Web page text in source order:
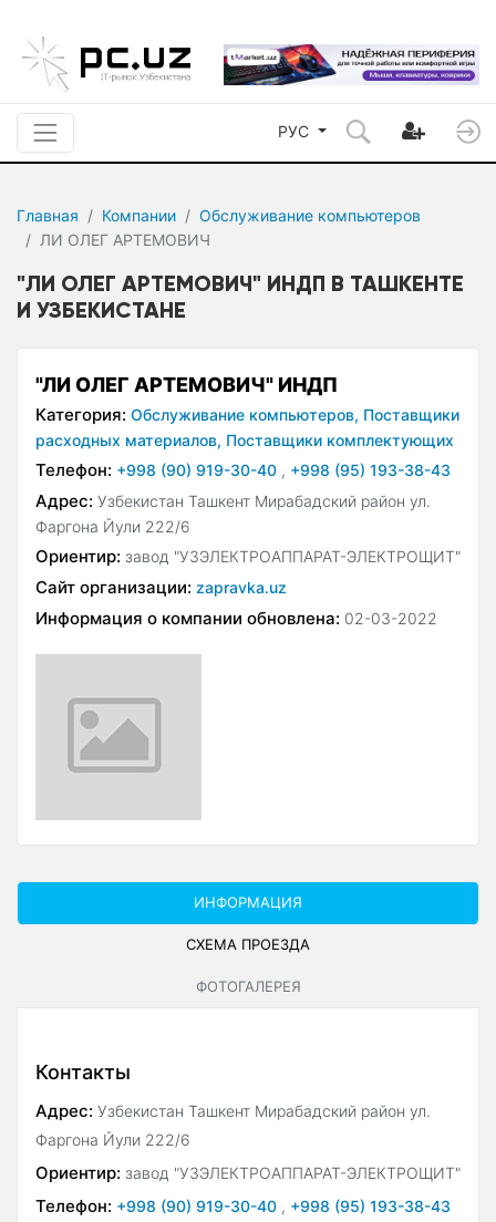
РУС
Главная Компании
Обслуживание компьютеров
ЛИ ОЛЕГ АРТЕМОВИЧ
"ЛИ ОЛЕГ АРТЕМОВИЧ" ИНДП В ТАШКЕНТЕ
И УЗБЕКИСТАНЕ
"ЛИ ОЛЕГ АРТЕМОВИЧ" ИНДП
Категория: Обслуживание компьютеров, Поставщики
расходных материалов, Поставщики комплектующих
Телефон: +998 (90) 919-30-40 , +998 (95) 193-38-43
Адрес: Узбекистан Ташкент Мирабадский район ул.
Фаргона Йули 222/6
Ориентир: завод "УЗЭЛЕКТРОАППАРАТ-ЭЛЕКТРОЩИТ"
Сайт организации: zapravka.uz
Информация о компании обновлена: 02-03-2022
ИНФОРМАЦИЯ
СХЕМА ПРОЕЗДА
ФОТОГАЛЕРЕЯ
Контакты
Адрес: Узбекистан Ташкент Мирабадский район ул.
Фаргона Йули 222/6
Ориентир: завод "УЗЭЛЕКТРОАППАРАТ-ЭЛЕКТРОЩИТ"
Телефон: +998 (90) 919-30-40 , +998 (95) 193-38-43